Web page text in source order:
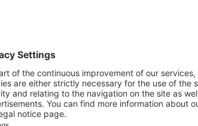
pour 3523 (98.9%) des 3561 patients inclus.
du critère principal n’était pas
groupe coroscanner ont présenté des
(HR : 0,70 ; [IC]95% : [0,46 - 1,07]
patients du groupe coroscanner et chez
majeures liées à l'intervention
- 0,55]). A noter enfin, bien qu’il n’y ait pas de
la fréquence des procédures de
versus coronarographie (256 patients